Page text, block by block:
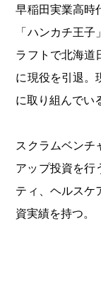
早稲田実業高時
「ハンカチ王
ラフトで北海道
に現役を引退。
に取り組んでい
スクラムベンチ
アップ投資を行
ティ、ヘルスケ
資実績を持つ。